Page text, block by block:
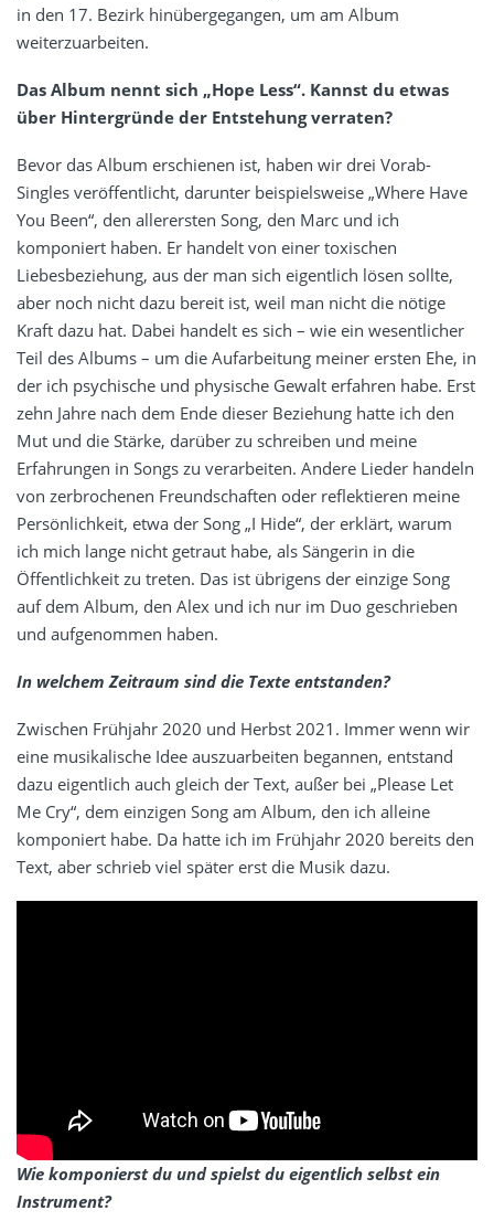
in den 17. Bezirk hinübergegangen, um am Album
weiterzuarbeiten.
Das Album nennt sich „Hope Less“. Kannst du etwas
über Hintergründe der Entstehung verraten?
Bevor das Album erschienen ist, haben wir drei Vorab-
Singles veröffentlicht, darunter beispielsweise „Where Have
You Been“, den allerersten Song, den Marc und ich
komponiert haben. Er handelt von einer toxischen
Liebesbeziehung, aus der man sich eigentlich lösen sollte,
aber noch nicht dazu bereit ist, weil man nicht die nötige
Kraft dazu hat. Dabei handelt es sich – wie ein wesentlicher
Teil des Albums – um die Aufarbeitung meiner ersten Ehe, in
der ich psychische und physische Gewalt erfahren habe. Erst
zehn Jahre nach dem Ende dieser Beziehung hatte ich den
Mut und die Stärke, darüber zu schreiben und meine
Erfahrungen in Songs zu verarbeiten. Andere Lieder handeln
von zerbrochenen Freundschaften oder reflektieren meine
Persönlichkeit, etwa der Song „I Hide“, der erklärt, warum
ich mich lange nicht getraut habe, als Sängerin in die
Öffentlichkeit zu treten. Das ist übrigens der einzige Song
auf dem Album, den Alex und ich nur im Duo geschrieben
und aufgenommen haben.
In welchem Zeitraum sind die Texte entstanden?
Zwischen Frühjahr 2020 und Herbst 2021. Immer wenn wir
eine musikalische Idee auszuarbeiten begannen, entstand
dazu eigentlich auch gleich der Text, außer bei „Please Let
Me Cry“, dem einzigen Song am Album, den ich alleine
komponiert habe. Da hatte ich im Frühjahr 2020 bereits den
Text, aber schrieb viel später erst die Musik dazu.
Wie komponierst du und spielst du eigentlich selbst ein
Instrument?